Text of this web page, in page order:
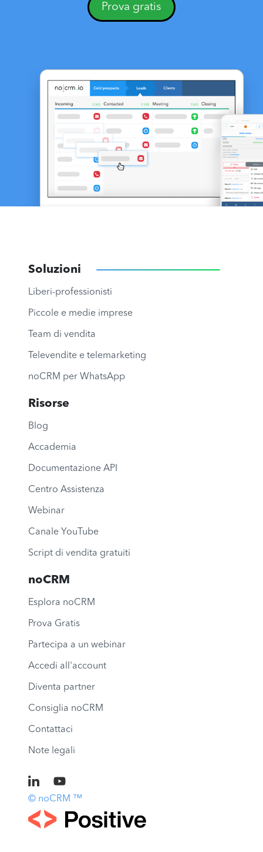
Prova gratis
Soluzioni
Liberi-professionisti
Piccole e medie imprese
Team di vendita
Televendite e telemarketing
noCRM per WhatsApp
Risorse
Blog
Accademia
Documentazione API
Centro Assistenza
Webinar
Canale YouTube
Script di vendita gratuiti
noCRM
Esplora noCRM
Prova Gratis
Partecipa a un webinar
Accedi all'account
Diventa partner
Consiglia noCRM
Contattaci
Note legali
© noCRM ™